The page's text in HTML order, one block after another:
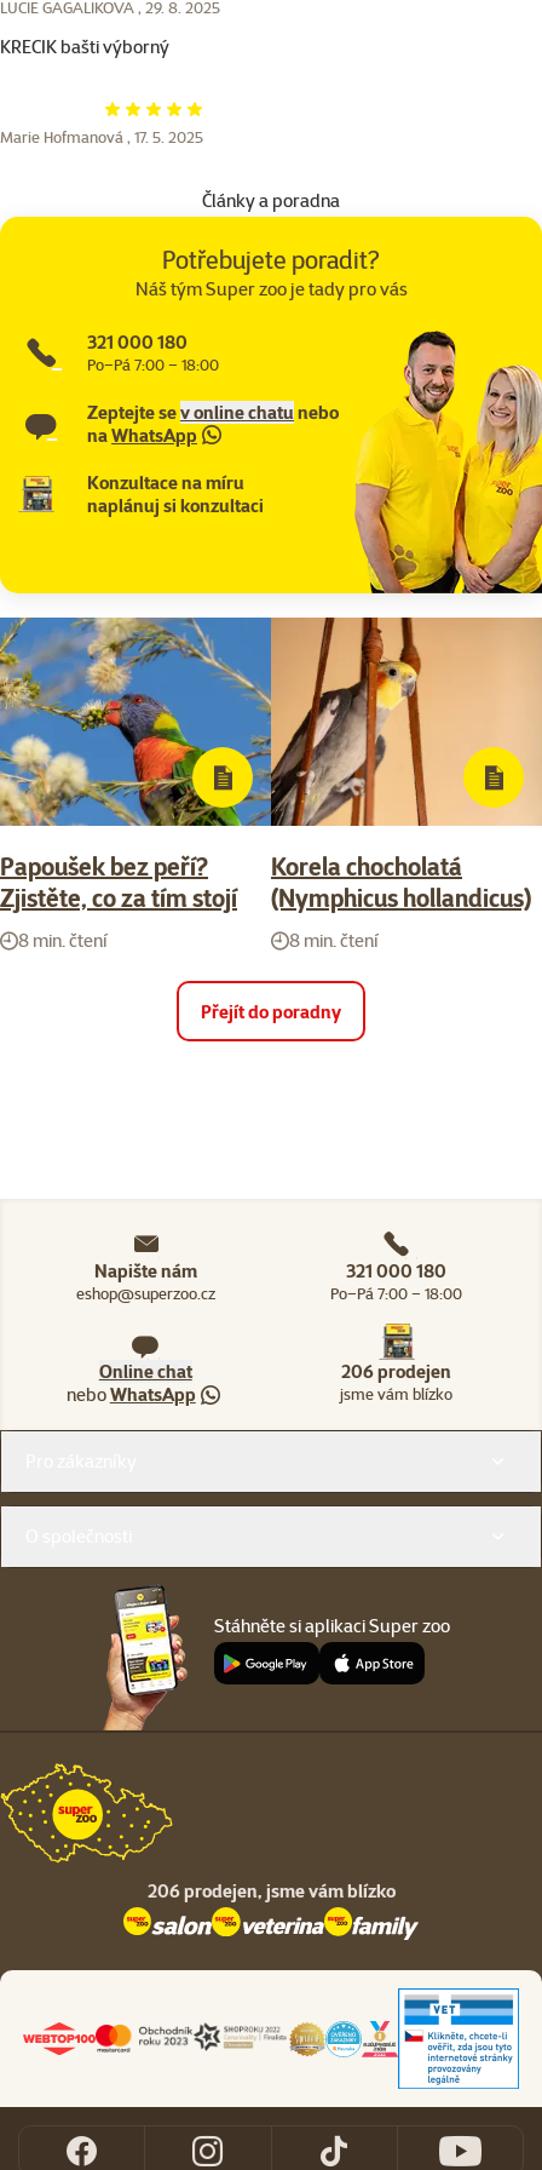
LUCIE GAGALIKOVA , 29. 8. 2025
KRECIK bašti výborný
Hodnocení 100%
Marie Hofmanová , 17. 5. 2025
Články a poradna
Potřebujete poradit?
Náš tým Super zoo je tady pro vás
321 000 180
Po–Pá 7:00 – 18:00
Zeptejte sev online chatunebo
naWhatsApp
Konzultace na míru
naplánuj si konzultaci
Papoušek bez peří?
Zjistěte, co za tím stojí
8 min. čtení
Korela chocholatá
(Nymphicus hollandicus)
8 min. čtení
Přejít do poradny
Napište nám
eshop@superzoo.cz
321 000 180
Po–Pá 7:00 – 18:00
Online chat
neboWhatsApp
206 prodejen
jsme vám blízko
Stáhněte si aplikaci Super zoo
206 prodejen, jsme vám blízko